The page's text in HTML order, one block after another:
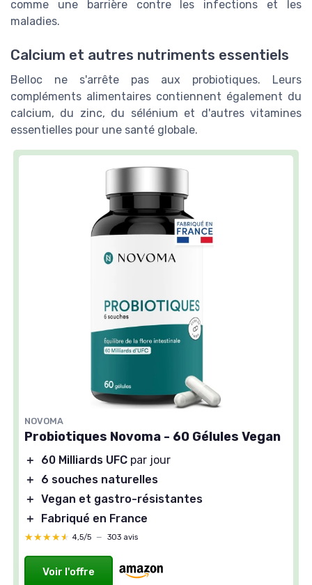
comme une barrière contre les infections et les
maladies.
Calcium et autres nutriments essentiels
Belloc ne s'arrête pas aux probiotiques. Leurs
compléments alimentaires contiennent également du
calcium, du zinc, du sélénium et d'autres vitamines
essentielles pour une santé globale.
NOVOMA
Probiotiques Novoma - 60 Gélules Vegan
＋ 60 Milliards UFC par jour
＋
6 souches naturelles
＋ Vegan et gastro-résistantes
＋
Fabriqué en France
★★★★★
★★★★★ 4,5/5 — 303 avis
Voir l'offre